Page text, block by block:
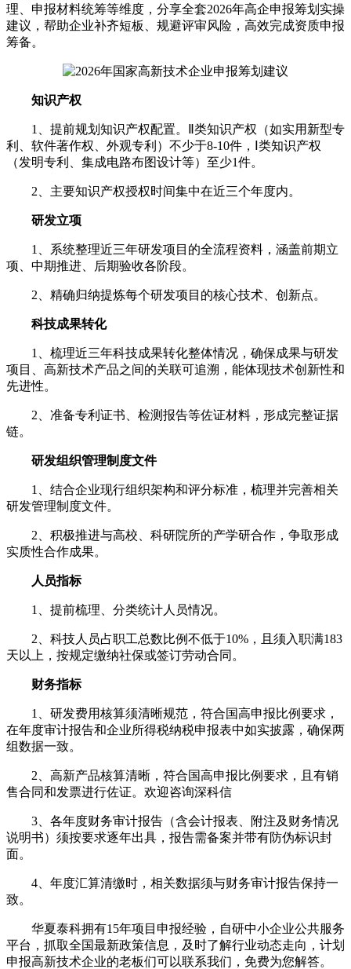
理、申报材料统筹等维度，分享全套2026年高企申报筹划实操
建议，帮助企业补齐短板、规避评审风险，高效完成资质申报
筹备。
知识产权
1、提前规划知识产权配置。Ⅱ类知识产权（如实用新型专
利、软件著作权、外观专利）不少于8-10件，Ⅰ类知识产权
（发明专利、集成电路布图设计等）至少1件。
2、主要知识产权授权时间集中在近三个年度内。
研发立项
1、系统整理近三年研发项目的全流程资料，涵盖前期立
项、中期推进、后期验收各阶段。
2、精确归纳提炼每个研发项目的核心技术、创新点。
科技成果转化
1、梳理近三年科技成果转化整体情况，确保成果与研发
项目、高新技术产品之间的关联可追溯，能体现技术创新性和
先进性。
2、准备专利证书、检测报告等佐证材料，形成完整证据
链。
研发组织管理制度文件
1、结合企业现行组织架构和评分标准，梳理并完善相关
研发管理制度文件。
2、积极推进与高校、科研院所的产学研合作，争取形成
实质性合作成果。
人员指标
1、提前梳理、分类统计人员情况。
2、科技人员占职工总数比例不低于10%，且须入职满183
天以上，按规定缴纳社保或签订劳动合同。
财务指标
1、研发费用核算须清晰规范，符合国高申报比例要求，
在年度审计报告和企业所得税纳税申报表中如实披露，确保两
组数据一致。
2、高新产品核算清晰，符合国高申报比例要求，且有销
售合同和发票进行佐证。欢迎咨询深科信
3、各年度财务审计报告（含会计报表、附注及财务情况
说明书）须按要求逐年出具，报告需备案并带有防伪标识封
面。
4、年度汇算清缴时，相关数据须与财务审计报告保持一
致。
华夏泰科拥有15年项目申报经验，自研中小企业公共服务
平台，抓取全国最新政策信息，及时了解行业动态走向，计划
申报高新技术企业的老板们可以联系我们，免费为您解答。